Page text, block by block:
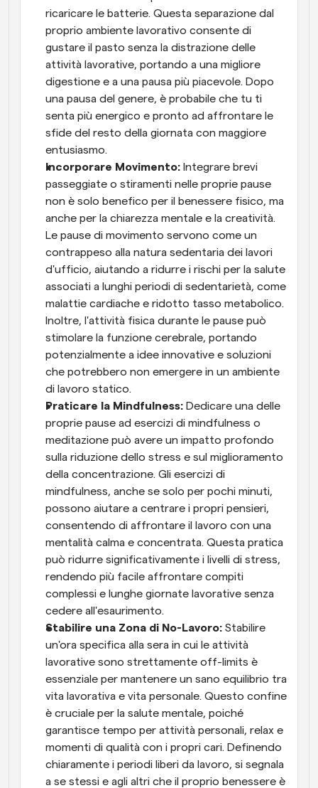
ricaricare le batterie. Questa separazione dal
proprio ambiente lavorativo consente di
gustare il pasto senza la distrazione delle
attività lavorative, portando a una migliore
digestione e a una pausa più piacevole. Dopo
una pausa del genere, è probabile che tu ti
senta più energico e pronto ad affrontare le
sfide del resto della giornata con maggiore
entusiasmo.
Incorporare Movimento: Integrare brevi
passeggiate o stiramenti nelle proprie pause
non è solo benefico per il benessere fisico, ma
anche per la chiarezza mentale e la creatività.
Le pause di movimento servono come un
contrappeso alla natura sedentaria dei lavori
d'ufficio, aiutando a ridurre i rischi per la salute
associati a lunghi periodi di sedentarietà, come
malattie cardiache e ridotto tasso metabolico.
Inoltre, l'attività fisica durante le pause può
stimolare la funzione cerebrale, portando
potenzialmente a idee innovative e soluzioni
che potrebbero non emergere in un ambiente
di lavoro statico.
Praticare la Mindfulness: Dedicare una delle
proprie pause ad esercizi di mindfulness o
meditazione può avere un impatto profondo
sulla riduzione dello stress e sul miglioramento
della concentrazione. Gli esercizi di
mindfulness, anche se solo per pochi minuti,
possono aiutare a centrare i propri pensieri,
consentendo di affrontare il lavoro con una
mentalità calma e concentrata. Questa pratica
può ridurre significativamente i livelli di stress,
rendendo più facile affrontare compiti
complessi e lunghe giornate lavorative senza
cedere all'esaurimento.
Stabilire una Zona di No-Lavoro: Stabilire
un'ora specifica alla sera in cui le attività
lavorative sono strettamente off-limits è
essenziale per mantenere un sano equilibrio tra
vita lavorativa e vita personale. Questo confine
è cruciale per la salute mentale, poiché
garantisce tempo per attività personali, relax e
momenti di qualità con i propri cari. Definendo
chiaramente i periodi liberi da lavoro, si segnala
a se stessi e agli altri che il proprio benessere è